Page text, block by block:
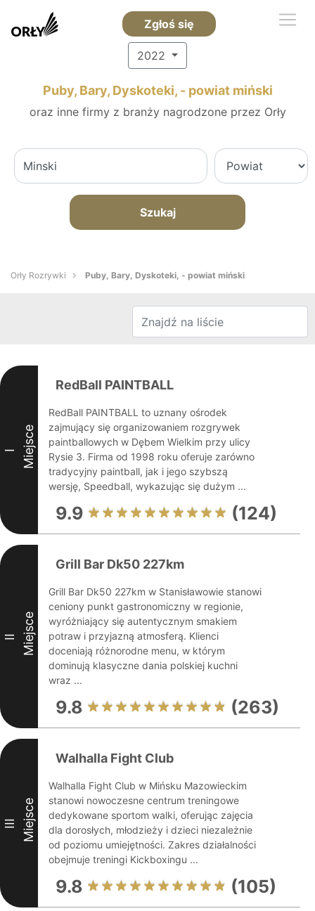
Zgłoś się
2022
Puby, Bary, Dyskoteki, - powiat miński
oraz inne firmy z branży nagrodzone przez Orły
Szukaj
Orły Rozrywki Puby, Bary, Dyskoteki, - powiat miński
I Miejsce
RedBall PAINTBALL
RedBall PAINTBALL to uznany ośrodek
zajmujący się organizowaniem rozgrywek
paintballowych w Dębem Wielkim przy ulicy
Rysie 3. Firma od 1998 roku oferuje zarówno
tradycyjny paintball, jak i jego szybszą
wersję, Speedball, wykazując się dużym ...
9.9 (124)
II Miejsce
Grill Bar Dk50 227km
Grill Bar Dk50 227km w Stanisławowie stanowi
ceniony punkt gastronomiczny w regionie,
wyróżniający się autentycznym smakiem
potraw i przyjazną atmosferą. Klienci
doceniają różnorodne menu, w którym
dominują klasyczne dania polskiej kuchni
wraz ...
9.8 (263)
III Miejsce
Walhalla Fight Club
Walhalla Fight Club w Mińsku Mazowieckim
stanowi nowoczesne centrum treningowe
dedykowane sportom walki, oferując zajęcia
dla dorosłych, młodzieży i dzieci niezależnie
od poziomu umiejętności. Zakres działalności
obejmuje treningi Kickboxingu ...
9.8 (105)